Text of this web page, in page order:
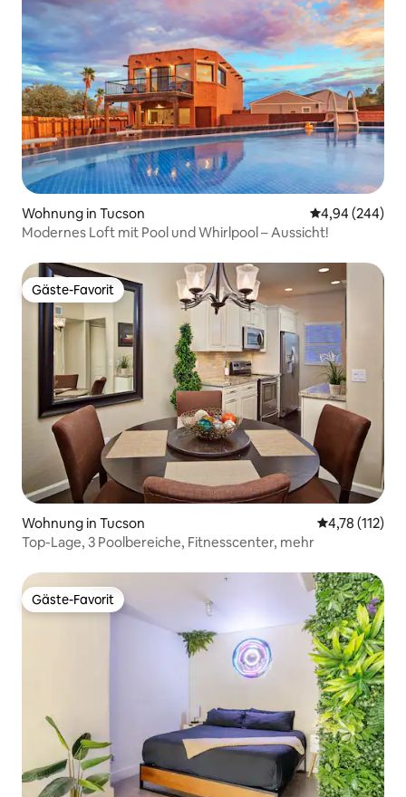
Wohnung in Tucson
4,94 (244)
Modernes Loft mit Pool und Whirlpool – Aussicht!
Gäste-Favorit
Gäste-Favorit
Wohnung in Tucson
4,78 (112)
Top-Lage, 3 Poolbereiche, Fitnesscenter, mehr
Gäste-Favorit
Gäste-Favorit